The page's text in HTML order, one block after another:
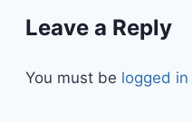
Leave a Reply
You must be logged in